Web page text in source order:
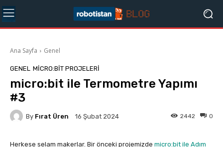
Ana Sayfa Genel
GENEL MICRO:BIT PROJELERI
micro:bit ile Termometre Yapımı
#3
By Fırat Üren 16 Şubat 2024 0
2442
Herkese selam makerlar. Bir önceki projemizde micro:bit ile Adım